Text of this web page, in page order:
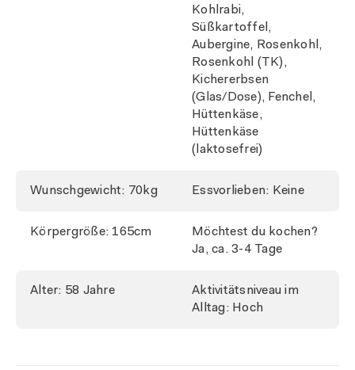
Kohlrabi,
Süßkartoffel,
Aubergine, Rosenkohl,
Rosenkohl (TK),
Kichererbsen
(Glas/Dose), Fenchel,
Hüttenkäse,
Hüttenkäse
(laktosefrei)
Wunschgewicht: 70kg Essvorlieben: Keine
Körpergröße: 165cm
Möchtest du kochen?
Ja, ca. 3-4 Tage
Alter: 58 Jahre
Aktivitätsniveau im
Alltag: Hoch